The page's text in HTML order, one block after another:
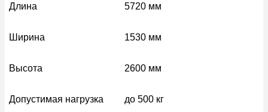
Длина 5720 мм
Ширина 1530 мм
Высота 2600 мм
Допустимая нагрузка до 500 кг